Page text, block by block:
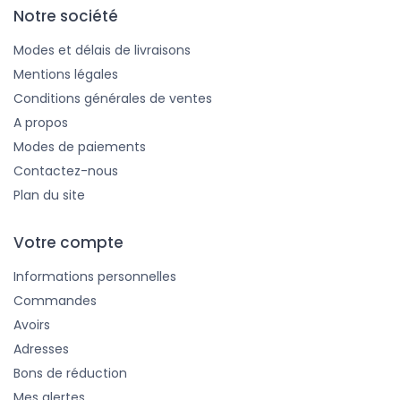
Notre société
Modes et délais de livraisons
Mentions légales
Conditions générales de ventes
A propos
Modes de paiements
Contactez-nous
Plan du site
Votre compte
Informations personnelles
Commandes
Avoirs
Adresses
Bons de réduction